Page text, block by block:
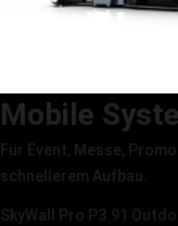
Mobile
Für Event, Messe,
schnellerem Aufbau.
SkyWall Pro P3.91